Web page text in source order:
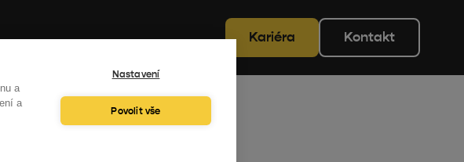
a
a
Nastavení
Povolit vše
Kariéra Kontakt